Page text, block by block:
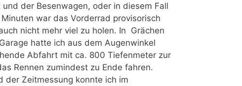
der Besenwagen, oder in diesem Fall
war das Vorderrad provisorisch
nicht mehr viel zu holen. In Grächen
hatte ich aus dem Augenwinkel
Abfahrt mit ca. 800 Tiefenmeter zur
Rennen zumindest zu Ende fahren.
der Zeitmessung konnte ich im